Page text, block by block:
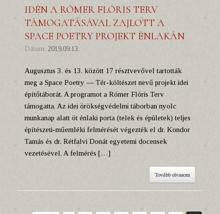
IDÉN A RÓMER FLÓRIS TERV
TÁMOGATÁSÁVAL ZAJLOTT A
SPACE POETRY PROJEKT ÉNLAKÁN
Dátum: 2019.09.13.
Augusztus 3. és 13. között 17 résztvevővel tartották
meg a Space Poetry — Tér-költészet nevű projekt idei
építőtáborát. A programot a Rómer Flóris Terv
támogatta. Az idei örökségvédelmi táborban nyolc
munkanap alatt öt énlaki porta (telek és épületek) teljes
építészeti-műemléki felmérését végezték el dr. Kondor
Tamás és dr. Rétfalvi Donát egyetemi docensek
vezetésével. A felmérés […]
Tovább olvasom